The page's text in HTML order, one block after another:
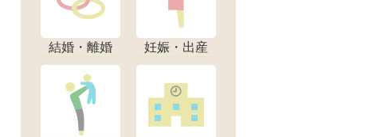
結婚・離婚 妊娠・出産